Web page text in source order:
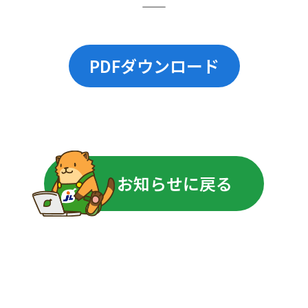
――――――――――――――――――――――――――――――――――――――――――――
PDFダウンロード
お知らせに戻る